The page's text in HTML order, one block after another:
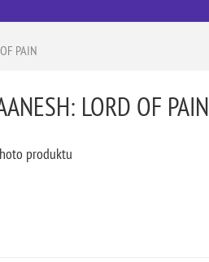
PAIN
LORD OF PAIN
produktu